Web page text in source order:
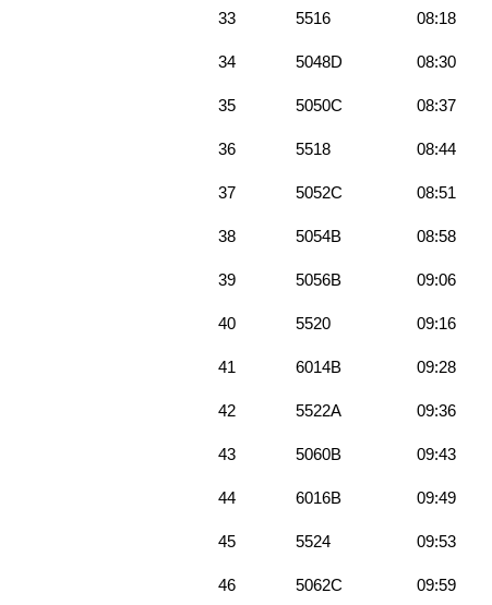
33 5516 08:18
34 5048D 08:30
35 5050C 08:37
36 5518 08:44
37 5052C 08:51
38 5054B 08:58
39 5056B 09:06
40 5520 09:16
41 6014B 09:28
42 5522A 09:36
43 5060B 09:43
44 6016B 09:49
45 5524 09:53
46 5062C 09:59